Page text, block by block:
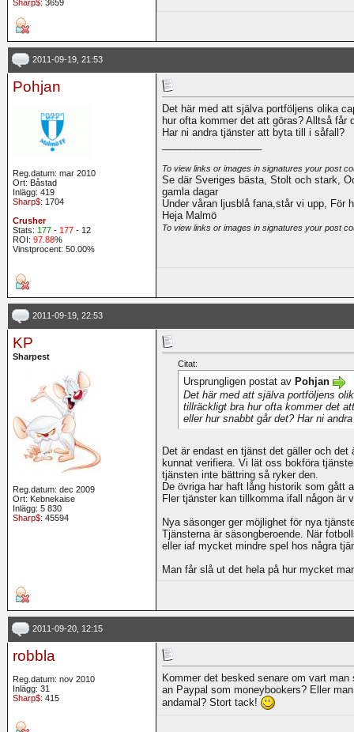
Sharp$: 3659
2011-09-19, 21:53
Pohjan
Reg.datum: mar 2010
Ort: Båstad
Inlägg: 419
Sharp$: 1704
Crusher
Stats: 177 - 177 - 12
ROI: 97.88%
Vinstprocent: 50.00%
Det här med att själva portföljens olika
hur ofta kommer det att göras? Alltså får
Har ni andra tjänster att byta till i såfall?
To view links or images in signatures your post
Se där Sveriges bästa, Stolt och stark,
gamla dagar
Under våran ljusblå fana,står vi upp, För
Heja Malmö
To view links or images in signatures your post
2011-09-19, 22:53
KP
Sharpest
Reg.datum: dec 2009
Ort: Kebnekaise
Inlägg: 5 830
Sharp$: 45594
Citat:
Ursprungligen postat av Pohjan
Det här med att själva portföljens
tillräckligt bra hur ofta kommer det
eller hur snabbt går det? Har ni
Det är endast en tjänst det gäller och
kunnat verifiera. Vi lät oss bokföra
tjänsten inte bättring så ryker den.
De övriga har haft lång historik som gått
Fler tjänster kan tillkomma ifall någon är
Nya säsonger ger möjlighet för nya
Tjänsterna är säsongberoende. När
eller iaf mycket mindre spel hos några
Man får slå ut det hela på hur mycket
2011-09-20, 12:15
robbla
Reg.datum: nov 2010
Inlägg: 31
Sharp$: 415
Kommer det besked senare om vart
an Paypal som moneybookers? Eller
andamal? Stort tack!